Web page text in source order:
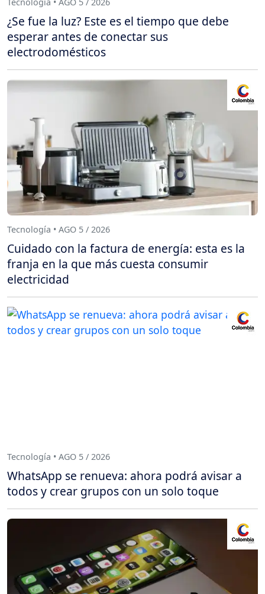
¿Se fue la luz? Este es el tiempo que debe
esperar antes de conectar sus
electrodomésticos
Tecnología • AGO 5 / 2026
Cuidado con la factura de energía: esta es la
franja en la que más cuesta consumir
electricidad
Tecnología • AGO 5 / 2026
WhatsApp se renueva: ahora podrá avisar a
todos y crear grupos con un solo toque